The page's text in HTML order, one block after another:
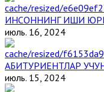
ИНСОННИНГ ИШИ
июль. 16, 2024
АБИТУРИЕНТЛАР
июль. 15, 2024